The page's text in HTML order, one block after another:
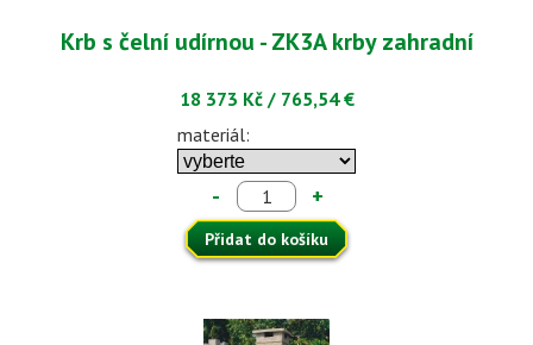
Krb s čelní udírnou - ZK3A krby zahradní
18 373 Kč/ 765,54 €
materiál:
- +
Přidat do košíku